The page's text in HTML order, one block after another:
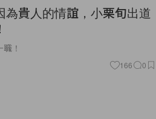
為貴人的情誼，小栗旬出道
！
166 0